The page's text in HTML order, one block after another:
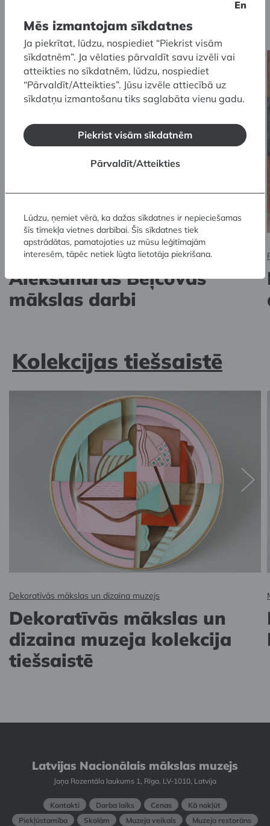
memoriālā kolekcija
Romana Sutas un Aleksandras Beļcovas muzejs
Aleksandras Beļcovas
mākslas darbi
Kolekcijas tiešsaistē
Dekoratīvās mākslas un dizaina muzejs
Dekoratīvās mākslas un
dizaina muzeja kolekcija
tiešsaistē
Latvijas Nacionālais mākslas muzejs
Jaņa Rozentāla laukums 1, Rīga, LV-1010, Latvija
Kontakti Darba laiks Cenas
Kā nokļūt
Piekļūstamība
Skolām Muzeja veikals
Muzeja restorāns
En
Mēs izmantojam sīkdatnes
Ja piekrītat, lūdzu, nospiediet “Piekrist visām
sīkdatnēm”. Ja vēlaties pārvaldīt savu izvēli vai
atteikties no sīkdatnēm, lūdzu, nospiediet
“Pārvaldīt/Atteikties”. Jūsu izvēle attiecībā uz
sīkdatņu izmantošanu tiks saglabāta vienu gadu.
Piekrist visām sīkdatnēm
Pārvaldīt/Atteikties
Lūdzu, ņemiet vērā, ka dažas sīkdatnes ir nepieciešamas
šīs tīmekļa vietnes darbībai. Šīs sīkdatnes tiek
apstrādātas, pamatojoties uz mūsu leģitīmajām
interesēm, tāpēc netiek lūgta lietotāja piekrišana.